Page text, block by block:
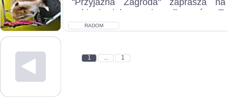
"Przyjazna Zagroda" zaprasza na
zabiegi pielęgnacyjne dla psów.
liczyć...
RADOM
1 ... 1